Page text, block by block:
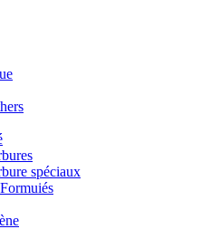
spéciaux